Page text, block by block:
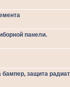
панели.
бампер, защита